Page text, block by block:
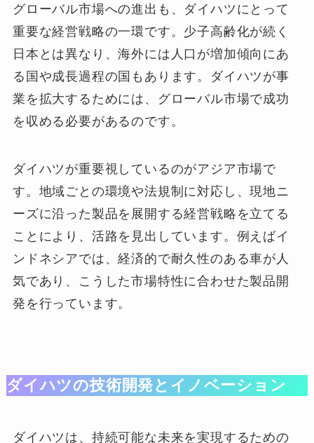
グローバル市場への進出も、ダイハツにとって
重要な経営戦略の一環です。少子高齢化が続く
日本とは異なり、海外には人口が増加傾向にあ
る国や成長過程の国もあります。ダイハツが事
業を拡大するためには、グローバル市場で成功
を収める必要があるのです。
ダイハツが重要視しているのがアジア市場で
す。地域ごとの環境や法規制に対応し、現地ニ
ーズに沿った製品を展開する経営戦略を立てる
ことにより、活路を見出しています。例えばイ
ンドネシアでは、経済的で耐久性のある車が人
気であり、こうした市場特性に合わせた製品開
発を行っています。
ダイハツの技術開発とイノベーション
ダイハツは、持続可能な未来を実現するための